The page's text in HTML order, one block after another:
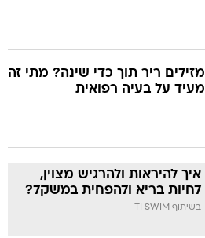
מזילים ריר תוך כדי שינה? מתי זה
מעיד על בעיה רפואית
איך להיראות ולהרגיש מצוין,
לחיות בריא ולהפחית במשקל?
בשיתוף TI SWIM